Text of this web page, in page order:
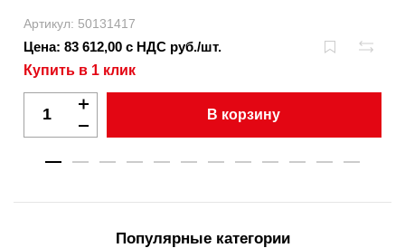
Артикул: 50131417
Цена: 83 612,00 с НДС руб./шт.
Купить в 1 клик
В корзину
Популярные категории